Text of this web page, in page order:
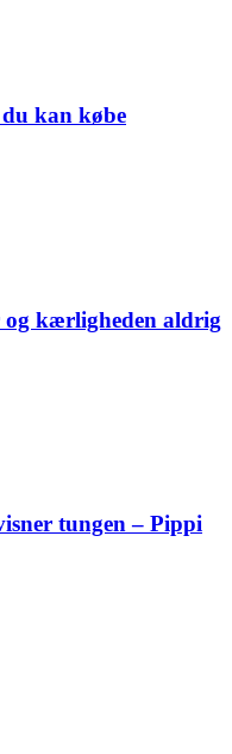
kan købe
og kærligheden aldrig
tungen – Pippi